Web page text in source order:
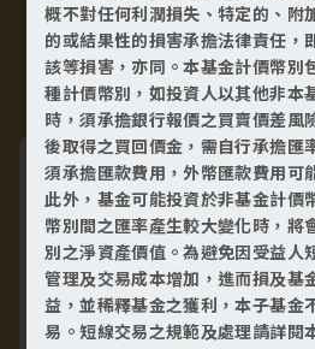
本季
精選
台股
基金
｜富邦美國強
新雙動
富邦投信針對標普500指數及
概不對任何利潤損失、特定的、附
的或結果性的損害承擔法律責任，
該等損害，亦同。本基金計價幣別
種計價幣別，如投資人以其他非本
時，須承擔銀行報價之買賣價差風
後取得之買回價金，需自行承擔匯
須承擔匯款費用，外幣匯款費用可
此外，基金可能投資於非基金計價
幣別間之匯率產生較大變化時，將
別之淨資產價值。為避免因受益人
管理及交易成本增加，進而損及基
益，並稀釋基金之獲利，本子基金
易。短線交易之規範及處理請詳閱